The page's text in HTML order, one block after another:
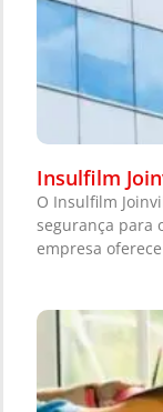
Insulfilm
O Insulfilm
segurança para
empresa